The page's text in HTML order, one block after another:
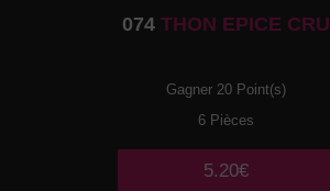
074 THON EPICE CRU
Gagner 20 Point(s)
6 Pièces
5.20€